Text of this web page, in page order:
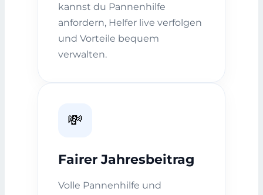
kannst du Pannenhilfe
anfordern, Helfer live verfolgen
und Vorteile bequem
verwalten.
💸
Fairer Jahresbeitrag
Volle Pannenhilfe und